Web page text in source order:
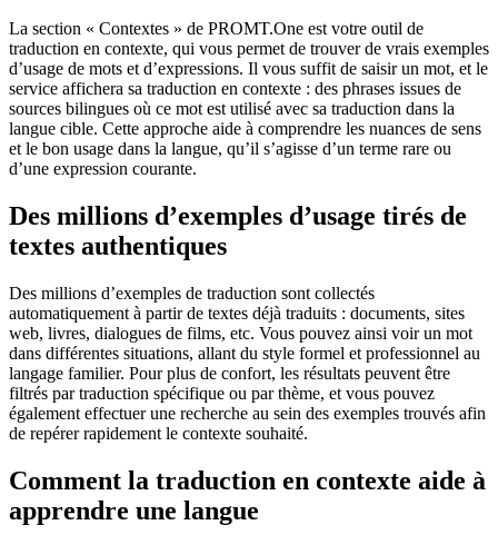
La section « Contextes » de PROMT.One est votre outil de
traduction en contexte, qui vous permet de trouver de vrais exemples
d’usage de mots et d’expressions. Il vous suffit de saisir un mot, et le
service affichera sa traduction en contexte : des phrases issues de
sources bilingues où ce mot est utilisé avec sa traduction dans la
langue cible. Cette approche aide à comprendre les nuances de sens
et le bon usage dans la langue, qu’il s’agisse d’un terme rare ou
d’une expression courante.
Des millions d’exemples d’usage tirés de
textes authentiques
Des millions d’exemples de traduction sont collectés
automatiquement à partir de textes déjà traduits : documents, sites
web, livres, dialogues de films, etc. Vous pouvez ainsi voir un mot
dans différentes situations, allant du style formel et professionnel au
langage familier. Pour plus de confort, les résultats peuvent être
filtrés par traduction spécifique ou par thème, et vous pouvez
également effectuer une recherche au sein des exemples trouvés afin
de repérer rapidement le contexte souhaité.
Comment la traduction en contexte aide à
apprendre une langue